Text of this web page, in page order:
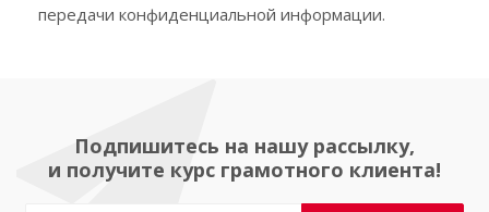
передачи конфиденциальной информации.
Подпишитесь на нашу рассылку,
и получите курс грамотного клиента!